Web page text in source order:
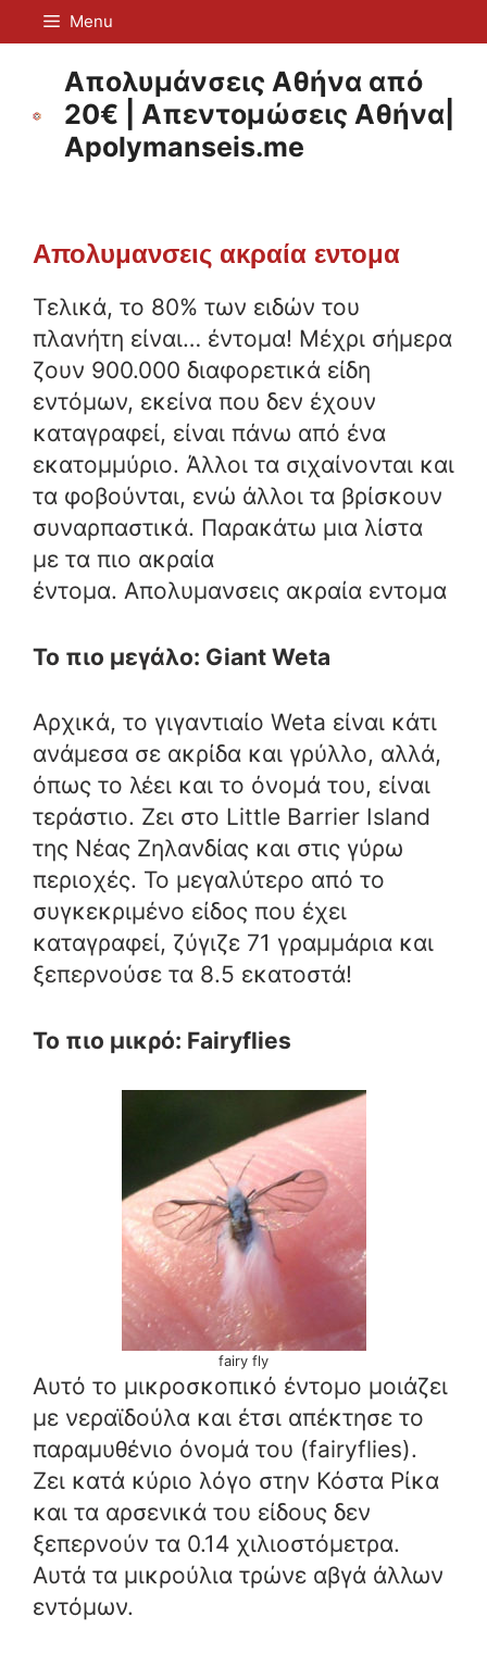
Μετάβαση
σε
περιεχόμενο
Menu
Απολυμάνσεις Αθήνα από
20€ | Απεντομώσεις Αθήνα|
Apolymanseis.me
Απολυμανσεις ακραία εντομα
Τελικά, το 80% των ειδών του
πλανήτη είναι… έντομα! Μέχρι σήμερα
ζουν 900.000 διαφορετικά είδη
εντόμων, εκείνα που δεν έχουν
καταγραφεί, είναι πάνω από ένα
εκατομμύριο. Άλλοι τα σιχαίνονται και
τα φοβούνται, ενώ άλλοι τα βρίσκουν
συναρπαστικά. Παρακάτω μια λίστα
με τα πιο ακραία
έντομα. Απολυμανσεις ακραία εντομα
Το πιο μεγάλο: Giant Weta
Αρχικά, το γιγαντιαίο Weta είναι κάτι
ανάμεσα σε ακρίδα και γρύλλο, αλλά,
όπως το λέει και το όνομά του, είναι
τεράστιο. Ζει στο Little Barrier Island
της Νέας Ζηλανδίας και στις γύρω
περιοχές. Το μεγαλύτερο από το
συγκεκριμένο είδος που έχει
καταγραφεί, ζύγιζε 71 γραμμάρια και
ξεπερνούσε τα 8.5 εκατοστά!
Το πιο μικρό: Fairyflies
fairy fly
Αυτό το μικροσκοπικό έντομο μοιάζει
με νεραϊδούλα και έτσι απέκτησε το
παραμυθένιο όνομά του (fairyflies).
Ζει κατά κύριο λόγο στην Κόστα Ρίκα
και τα αρσενικά του είδους δεν
ξεπερνούν τα 0.14 χιλιοστόμετρα.
Αυτά τα μικρούλια τρώνε αβγά άλλων
εντόμων.